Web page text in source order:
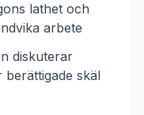
lathet och
arbete
diskuterar
skäl